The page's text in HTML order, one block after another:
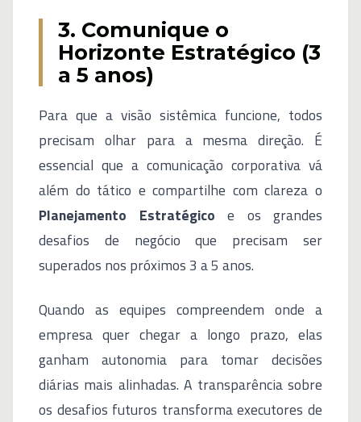
3. Comunique o
Horizonte Estratégico (3
a 5 anos)
Para que a visão sistêmica funcione, todos
precisam olhar para a mesma direção. É
essencial que a comunicação corporativa vá
além do tático e compartilhe com clareza o
Planejamento Estratégico e os grandes
desafios de negócio que precisam ser
superados nos próximos 3 a 5 anos.
Quando as equipes compreendem onde a
empresa quer chegar a longo prazo, elas
ganham autonomia para tomar decisões
diárias mais alinhadas. A transparência sobre
os desafios futuros transforma executores de